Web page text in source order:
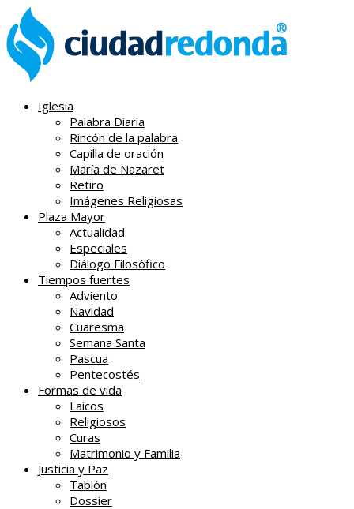
Iglesia
Palabra Diaria
Rincón de la palabra
Capilla de oración
María de Nazaret
Retiro
Imágenes Religiosas
Plaza Mayor
Actualidad
Especiales
Diálogo Filosófico
Tiempos fuertes
Adviento
Navidad
Cuaresma
Semana Santa
Pascua
Pentecostés
Formas de vida
Laicos
Religiosos
Curas
Matrimonio y Familia
Justicia y Paz
Tablón
Dossier